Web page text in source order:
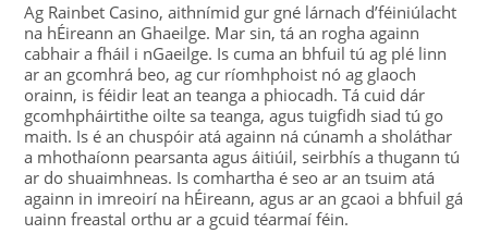
Ag Rainbet Casino, aithnímid gur gné lárnach d’féiniúlacht
na hÉireann an Ghaeilge. Mar sin, tá an rogha againn
cabhair a fháil i nGaeilge. Is cuma an bhfuil tú ag plé linn
ar an gcomhrá beo, ag cur ríomhphoist nó ag glaoch
orainn, is féidir leat an teanga a phiocadh. Tá cuid dár
gcomhpháirtithe oilte sa teanga, agus tuigfidh siad tú go
maith. Is é an chuspóir atá againn ná cúnamh a sholáthar
a mhothaíonn pearsanta agus áitiúil, seirbhís a thugann tú
ar do shuaimhneas. Is comhartha é seo ar an tsuim atá
againn in imreoirí na hÉireann, agus ar an gcaoi a bhfuil gá
uainn freastal orthu ar a gcuid téarmaí féin.